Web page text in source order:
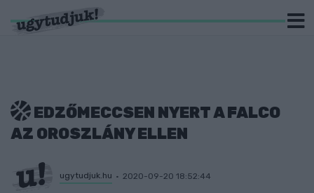
EDZŐMECCSEN NYERT A FALCO
AZ OROSZLÁNY ELLEN
ugytudjuk.hu 2020-09-20 18:52:44